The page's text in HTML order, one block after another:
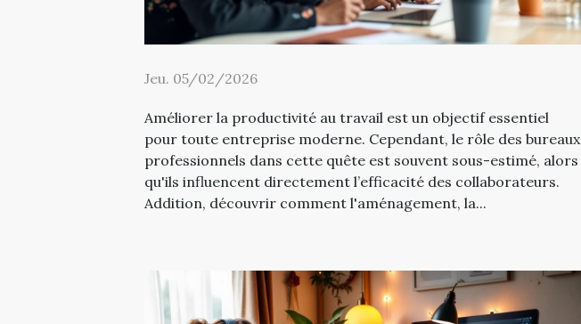
Jeu. 05/02/2026
Améliorer la productivité au travail est un objectif essentiel
pour toute entreprise moderne. Cependant, le rôle des bureaux
professionnels dans cette quête est souvent sous-estimé, alors
qu'ils influencent directement l’efficacité des collaborateurs.
Addition, découvrir comment l'aménagement, la...